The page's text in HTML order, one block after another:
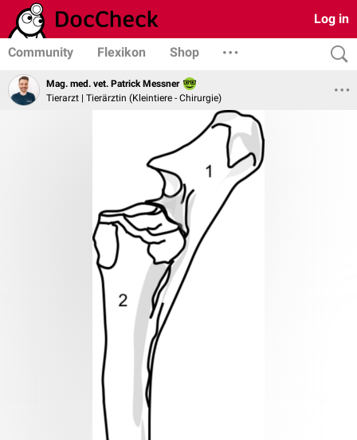
Log in
Community Flexikon Shop
Mag. med. vet. Patrick Messner
Tierarzt | Tierärztin (Kleintiere - Chirurgie)